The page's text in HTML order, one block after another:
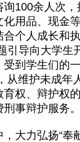
100余人次
用品、现金
个人成长和
引导向大学生
到学生们的
从维护未成年
权、辩护权
刑事辩护服务
力弘扬“奉